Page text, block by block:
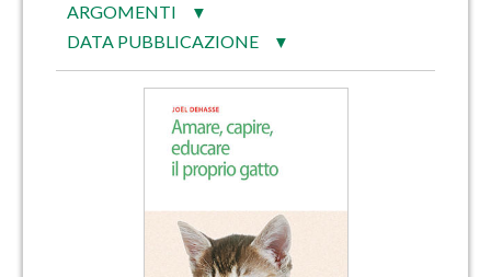
ARGOMENTI ▼
DATA PUBBLICAZIONE ▼